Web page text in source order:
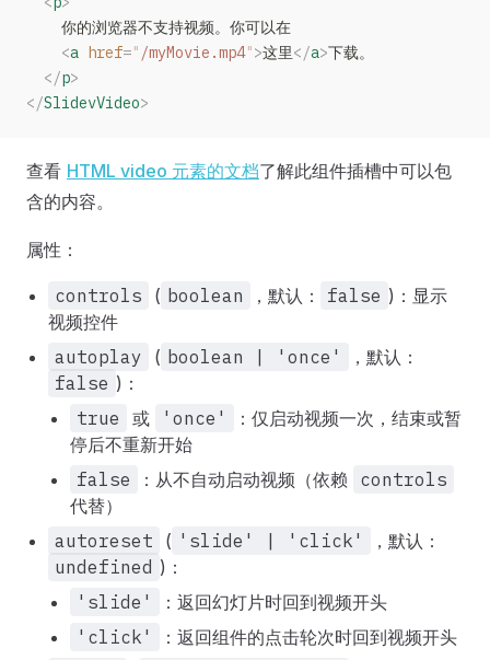
    你的浏览器不支持视频。你可以在
    <
a href=" /myMovie.mp4">这里</a>下载。
  </
p>
</SlidevVideo>
查看 HTML video 元素的文档了解此组件插槽中可以包
含的内容。
属性：
controls ( boolean ，默认： false )：显示
视频控件
autoplay
( boolean | 'once'
，默认：
false )：
true
或 'once'
：仅启动视频一次，结束或暂
停后不重新开始
false
：从不自动启动视频（依赖
controls
代替）
autoreset
( 'slide' | 'click'
，默认：
undefined )：
'slide'
：返回幻灯片时回到视频开头
'click'
：返回组件的点击轮次时回到视频开头